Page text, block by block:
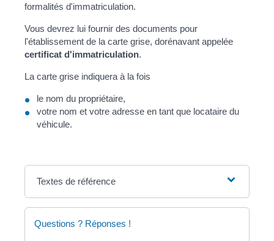
formalités d'immatriculation.
Vous devrez lui fournir des documents pour
l'établissement de la carte grise, dorénavant appelée
certificat d'immatriculation.
La carte grise indiquera à la fois
le nom du propriétaire,
votre nom et votre adresse en tant que locataire du
véhicule.
Textes de référence
Questions ? Réponses !